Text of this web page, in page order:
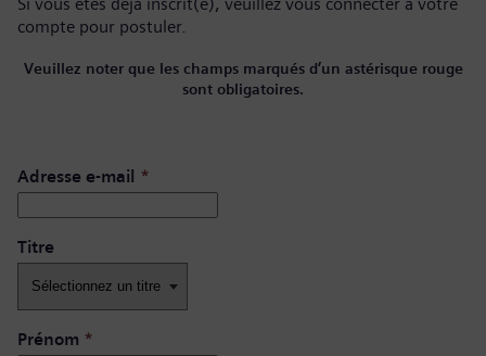
compte pour postuler.
Veuillez noter que les champs marqués d’un astérisque rouge
sont obligatoires.
Adresse e-mail *
Titre
Prénom *